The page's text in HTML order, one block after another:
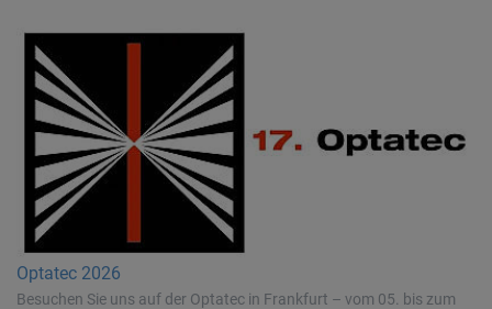
Optatec 2026
Besuchen Sie uns auf der Optatec in Frankfurt – vom 05. bis zum